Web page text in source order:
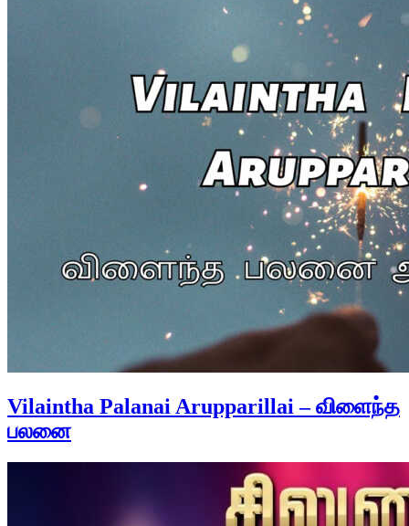
Vilaintha Palanai Arupparillai – விளைந்த
பலனை